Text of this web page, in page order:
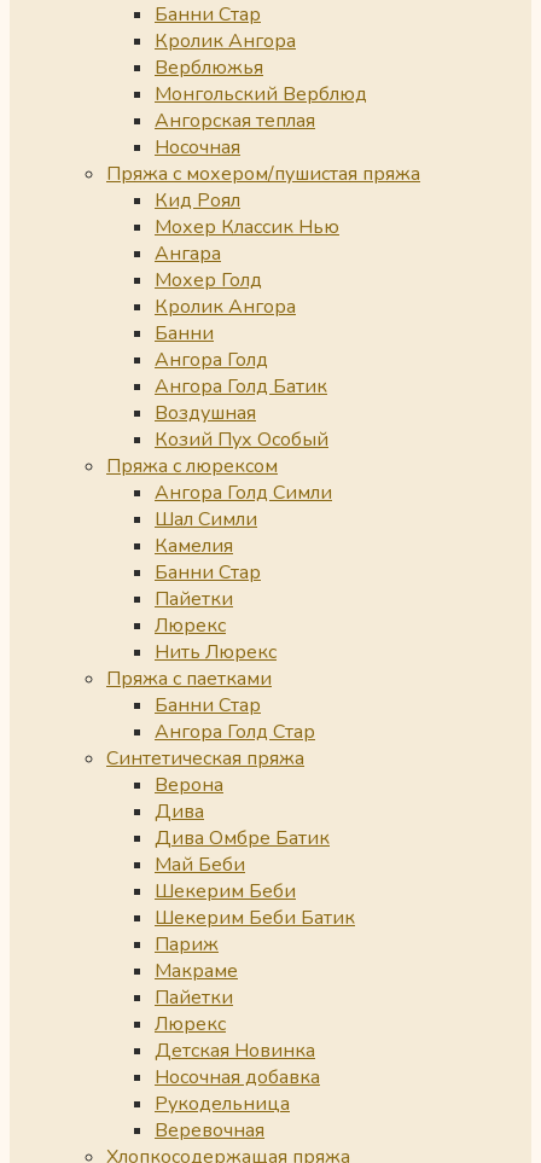
Банни Стар
Кролик Ангора
Верблюжья
Монгольский Верблюд
Ангорская теплая
Носочная
Пряжа с мохером/пушистая пряжа
Кид Роял
Мохер Классик Нью
Ангара
Мохер Голд
Кролик Ангора
Банни
Ангора Голд
Ангора Голд Батик
Воздушная
Козий Пух Особый
Пряжа с люрексом
Ангора Голд Симли
Шал Симли
Камелия
Банни Стар
Пайетки
Люрекс
Нить Люрекс
Пряжа с паетками
Банни Стар
Ангора Голд Стар
Синтетическая пряжа
Верона
Дива
Дива Омбре Батик
Май Беби
Шекерим Беби
Шекерим Беби Батик
Париж
Макраме
Пайетки
Люрекс
Детская Новинка
Носочная добавка
Рукодельница
Веревочная
Хлопкосодержащая пряжа